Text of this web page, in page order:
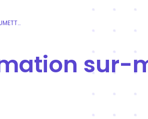
UN PROJET DE FORMATION SUR-MESURE À NOUS SOUMETTRE ?
sur-